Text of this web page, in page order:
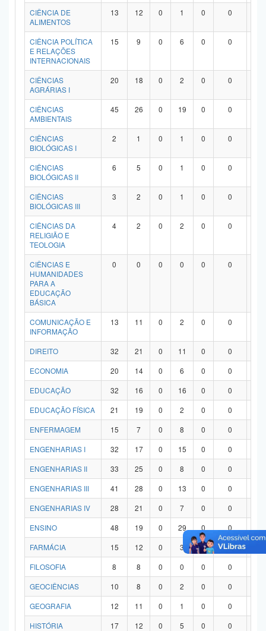
CIÊNCIA DE
ALIMENTOS
13 12 0 1 0 0
CIÊNCIA POLÍTICA
E RELAÇÕES
INTERNACIONAIS
15 9 0 6 0 0
CIÊNCIAS
AGRÁRIAS I
20 18 0 2 0 0
CIÊNCIAS
AMBIENTAIS
45 26 0 19 0 0
CIÊNCIAS
BIOLÓGICAS I
2 1 0 1 0 0
CIÊNCIAS
BIOLÓGICAS II
6 5 0 1 0 0
CIÊNCIAS
BIOLÓGICAS III
3 2 0 1 0 0
CIÊNCIAS DA
RELIGIÃO E
TEOLOGIA
4 2 0 2 0 0
CIÊNCIAS E
HUMANIDADES
PARA A
EDUCAÇÃO
BÁSICA
0 0 0 0 0 0
COMUNICAÇÃO E
INFORMAÇÃO
13 11 0 2 0 0
DIREITO 32 21 0 11 0 0
ECONOMIA
20 14 0 6 0 0
EDUCAÇÃO
32 16 0 16 0 0
EDUCAÇÃO FÍSICA
21 19 0 2 0 0
ENFERMAGEM
15 7 0 8 0 0
ENGENHARIAS I
32 17 0 15 0 0
ENGENHARIAS II
33 25 0 8 0 0
ENGENHARIAS III
41 28 0 13 0 0
ENGENHARIAS IV
28 21 0 7 0 0
ENSINO
48 19 0 29 0 0
FARMÁCIA
15 12 0 3 0 0
FILOSOFIA
8 8 0 0 0 0
GEOCIÊNCIAS
10 8 0 2 0 0
GEOGRAFIA
12 11 0 1 0 0
HISTÓRIA
17 12 0 5 0 0